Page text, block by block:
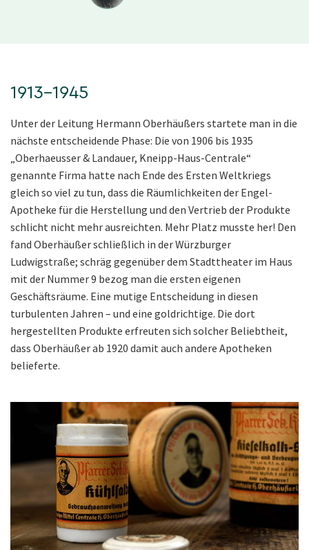
1913–1945
Unter der Leitung Hermann Oberhäußers startete man in die
nächste entscheidende Phase: Die von 1906 bis 1935
„Oberhaeusser & Landauer, Kneipp-Haus-Centrale“
genannte Firma hatte nach Ende des Ersten Weltkriegs
gleich so viel zu tun, dass die Räumlichkeiten der Engel-
Apotheke für die Herstellung und den Vertrieb der Produkte
schlicht nicht mehr ausreichten. Mehr Platz musste her! Den
fand Oberhäußer schließlich in der Würzburger
Ludwigstraße; schräg gegenüber dem Stadttheater im Haus
mit der Nummer 9 bezog man die ersten eigenen
Geschäftsräume. Eine mutige Entscheidung in diesen
turbulenten Jahren – und eine goldrichtige. Die dort
hergestellten Produkte erfreuten sich solcher Beliebtheit,
dass Oberhäußer ab 1920 damit auch andere Apotheken
belieferte.